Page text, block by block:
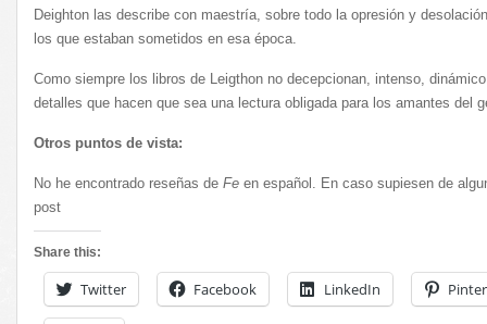
Deighton las describe con maestría, sobre todo la opresión y
los que estaban sometidos en esa época.
Como siempre los libros de Leigthon no decepcionan, intenso,
detalles que hacen que sea una lectura obligada para los amantes del
Otros puntos de vista:
No he encontrado reseñas de Fe en español. En caso supiesen de
post
Share this:
Twitter Facebook LinkedIn